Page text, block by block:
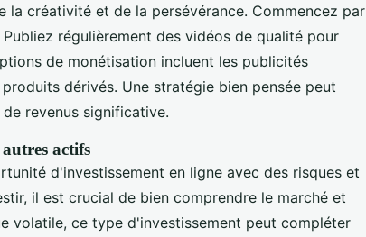
la créativité et de la persévérance. Commencez par
régulièrement des vidéos de qualité pour
de monétisation incluent les publicités
dérivés. Une stratégie bien pensée peut
revenus significative.
actifs
d'investissement en ligne avec des risques et
il est crucial de bien comprendre le marché et
volatile, ce type d'investissement peut compléter